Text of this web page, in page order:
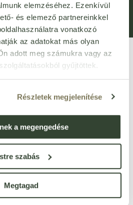
elemzéséhez. Ezenkívül
és elemező partnereinkkel
vonatkozó
az adatokat más olyan
adott meg számukra vagy az
gyűjtöttek.
Részletek megjelenítése
a megengedése
szabás
Megtagad
Panaszkezelési Tájékoztató
Fogyasztói elállás
-ben
Károly körút 96-100.